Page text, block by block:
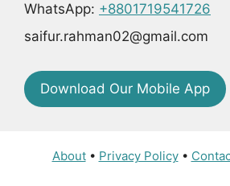
WhatsApp: +8801719541726
saifur.rahman02@gmail.com
Download Our Mobile App
About• Privacy Policy•